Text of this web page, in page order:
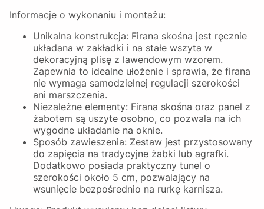
Informacje o wykonaniu i montażu:
Unikalna konstrukcja: Firana skośna jest ręcznie
układana w zakładki i na stałe wszyta w
dekoracyjną plisę z lawendowym wzorem.
Zapewnia to idealne ułożenie i sprawia, że firana
nie wymaga samodzielnej regulacji szerokości
ani marszczenia.
Niezależne elementy: Firana skośna oraz panel z
żabotem są uszyte osobno, co pozwala na ich
wygodne układanie na oknie.
Sposób zawieszenia: Zestaw jest przystosowany
do zapięcia na tradycyjne żabki lub agrafki.
Dodatkowo posiada praktyczny tunel o
szerokości około 5 cm, pozwalający na
wsunięcie bezpośrednio na rurkę karnisza.